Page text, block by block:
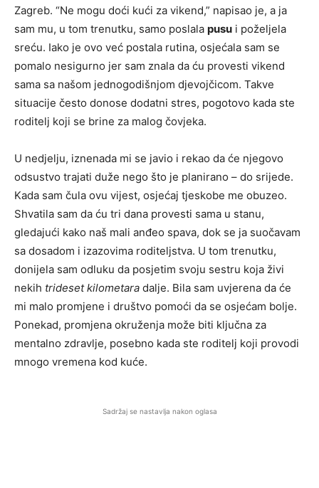
Zagreb. “Ne mogu doći kući za vikend,” napisao je, a ja
sam mu, u tom trenutku, samo poslala pusu i poželjela
sreću. Iako je ovo već postala rutina, osjećala sam se
pomalo nesigurno jer sam znala da ću provesti vikend
sama sa našom jednogodišnjom djevojčicom. Takve
situacije često donose dodatni stres, pogotovo kada ste
roditelj koji se brine za malog čovjeka.
U nedjelju, iznenada mi se javio i rekao da će njegovo
odsustvo trajati duže nego što je planirano – do srijede.
Kada sam čula ovu vijest, osjećaj tjeskobe me obuzeo.
Shvatila sam da ću tri dana provesti sama u stanu,
gledajući kako naš mali anđeo spava, dok se ja suočavam
sa dosadom i izazovima roditeljstva. U tom trenutku,
donijela sam odluku da posjetim svoju sestru koja živi
nekih trideset kilometara dalje. Bila sam uvjerena da će
mi malo promjene i društvo pomoći da se osjećam bolje.
Ponekad, promjena okruženja može biti ključna za
mentalno zdravlje, posebno kada ste roditelj koji provodi
mnogo vremena kod kuće.
Sadržaj se nastavlja nakon oglasa